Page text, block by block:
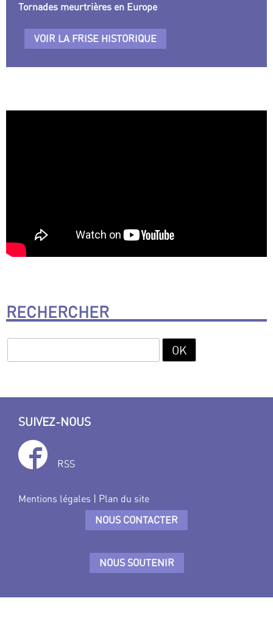
Tornades meurtrières en Europe
VOIR LA FRISE HISTORIQUE
RECHERCHER
SUIVEZ-NOUS
RSS
Mentions légales | Plan du site
NOUS CONTACTER
NOUS SOUTENIR